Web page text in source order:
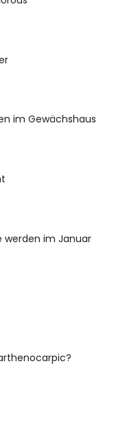
im Gewächshaus
werden im Januar